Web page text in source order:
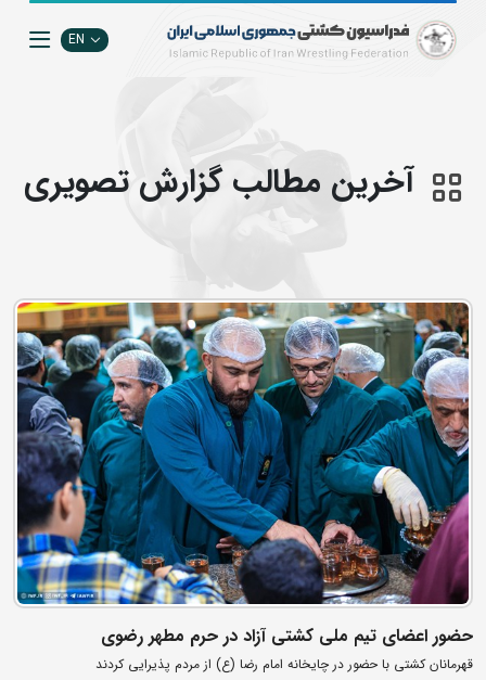
EN
آخرین مطالب گزارش تصويري
حضور اعضای تیم ملی کشتی آزاد در حرم مطهر رضوی
قهرمانان کشتی با حضور در چایخانه امام رضا (ع) از مردم پذیرایی کردند